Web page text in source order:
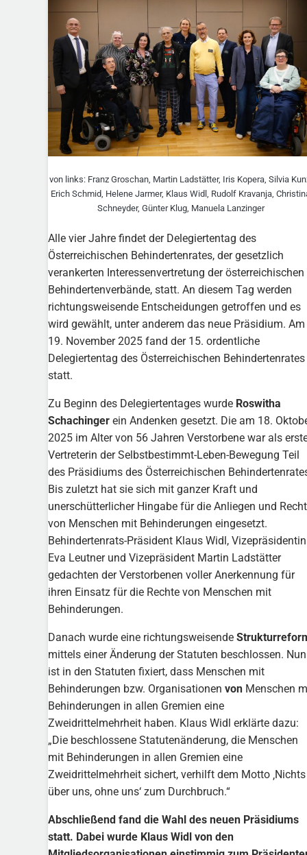
von links: Franz Groschan, Martin Ladstätter, Iris Kopera, Silvia
Erich Schmid, Helene Jarmer, Klaus Widl, Rudolf Kravanja,
Schneyder, Günter Klug, Manuela Lanzinger
Alle vier Jahre findet der Delegiertentag des
Österreichischen Behindertenrates, der gesetzlich
verankerten Interessenvertretung der österreichischen
Behindertenverbände, statt. An diesem Tag werden
richtungsweisende Entscheidungen getroffen und es
wird gewählt, unter anderem das neue Präsidium. Am
19. November 2025 fand der 15. ordentliche
Delegiertentag des Österreichischen Behindertenrates
statt.
Zu Beginn des Delegiertentages wurde Roswitha
Schachingerein Andenken gesetzt. Die am 18.
2025 im Alter von 56 Jahren Verstorbene war als
Vertreterin der Selbstbestimmt-Leben-Bewegung Teil
des Präsidiums des Österreichischen
Bis zuletzt hat sie sich mit ganzer Kraft und
unerschütterlicher Hingabe für die Anliegen und
von Menschen mit Behinderungen eingesetzt.
Behindertenrats-Präsident Klaus Widl, Vizepräsidentin
Eva Leutner und Vizepräsident Martin Ladstätter
gedachten der Verstorbenen voller Anerkennung für
ihren Einsatz für die Rechte von Menschen mit
Behinderungen.
Danach wurde eine richtungsweisende
mittels einer Änderung der Statuten beschlossen. Nun
ist in den Statuten fixiert, dass Menschen mit
Behinderungen bzw. Organisationen vonMenschen
Behinderungen in allen Gremien eine
Zweidrittelmehrheit haben. Klaus Widl erklärte dazu:
„Die beschlossene Statutenänderung, die Menschen
mit Behinderungen in allen Gremien eine
Zweidrittelmehrheit sichert, verhilft dem Motto ‚Nichts
über uns, ohne uns‘ zum Durchbruch.“
Abschließend fand die Wahl des neuen Präsidiums
statt. Dabei wurde Klaus Widl von den